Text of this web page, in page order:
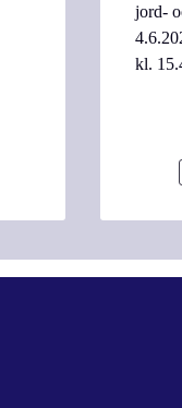
jord-
kl.